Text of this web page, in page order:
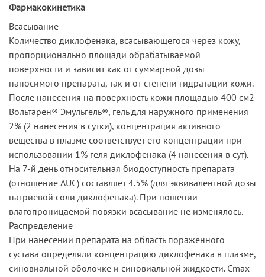
Фармакокинетика
Всасывание
Количество диклофенака, всасывающегося через кожу,
пропорционально площади обрабатываемой
поверхности и зависит как от суммарной дозы
наносимого препарата, так и от степени гидратации кожи.
После нанесения на поверхность кожи площадью 400 см2
Вольтарен® Эмульгель®, гель для наружного применения
2% (2 нанесения в сутки), концентрация активного
вещества в плазме соответствует его концентрации при
использовании 1% геля диклофенака (4 нанесения в сут).
На 7-й день относительная биодоступность препарата
(отношение AUC) составляет 4.5% (для эквивалентной дозы
натриевой соли диклофенака). При ношении
влагопроницаемой повязки всасывание не изменялось.
Распределение
При нанесении препарата на область пораженного
сустава определяли концентрацию диклофенака в плазме,
синовиальной оболочке и синовиальной жидкости. Cmax